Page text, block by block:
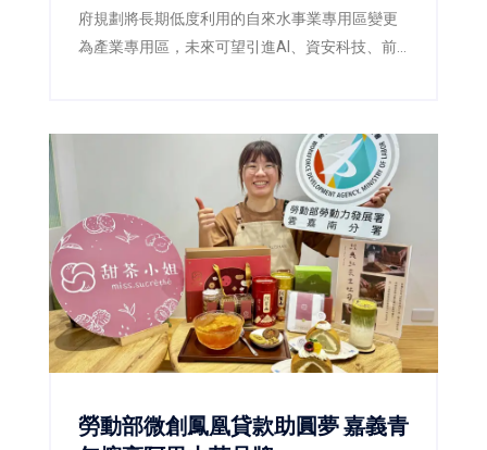
府規劃將長期低度利用的自來水事業專用區變更
為產業專用區，未來可望引進AI、資安科技、前
勞動部微創鳳凰貸款助圓夢 嘉義青